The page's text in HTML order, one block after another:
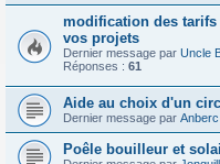
modification des
vos projets
Dernier message par Uncle
Réponses : 61
Aide au choix d'un
Dernier message par Anberc
Poêle bouilleur et